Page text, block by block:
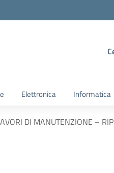
Elettronica Informatica
DI MANUTENZIONE –